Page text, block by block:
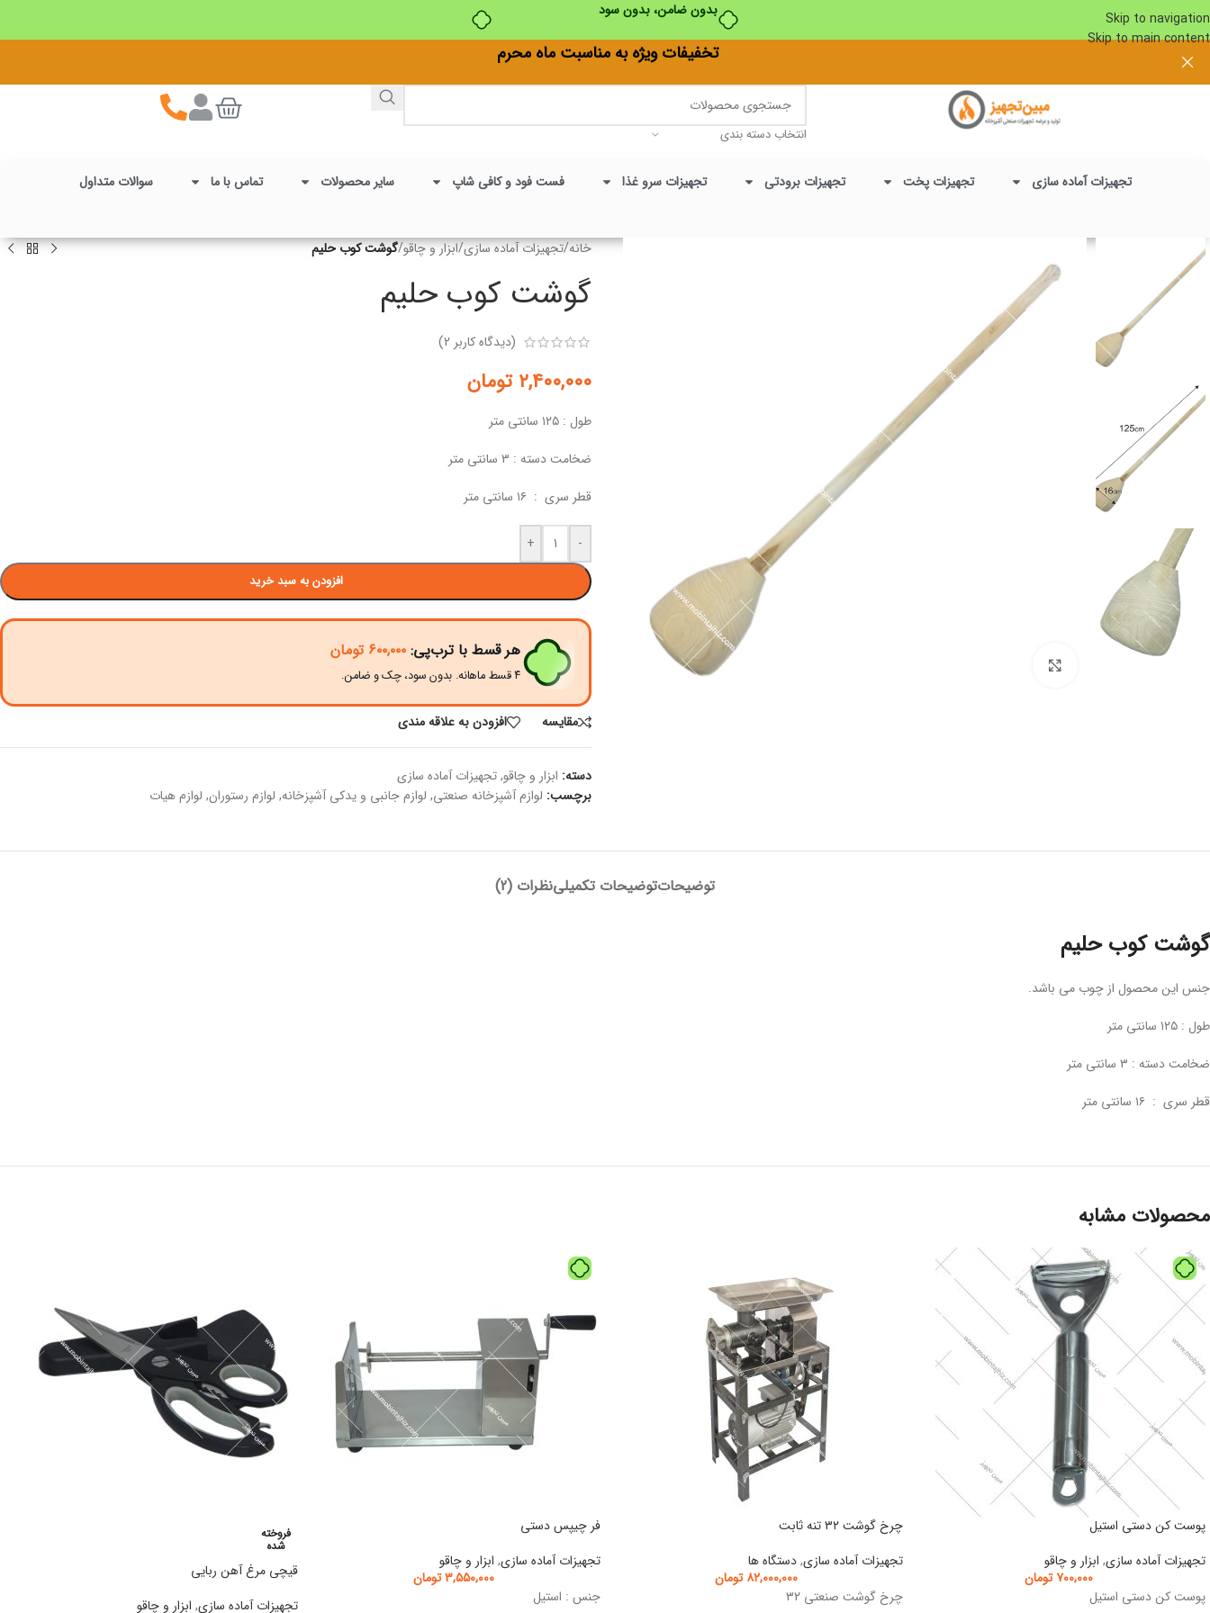
بدون ضامن، بدون سود
Skip to navigation
Skip to main content
تخفیفات ویژه به مناسبت ماه محرم
انتخاب دسته بندی
تجهیزات آماده سازی تجهیزات پخت تجهیزات برودتی تجهیزات سرو غذا فست فود و کافی شاپ سایر محصولات تماس با ما سوالات متداول
خانه/تجهیزات آماده سازی/ابزار و چاقو/گوشت کوب حلیم
گوشت کوب حلیم
(دیدگاه کاربر 2
)
۲,۴۰۰,۰۰۰ تومان
طول : ۱۲۵ سانتی متر
ضخامت دسته : ۳ سانتی متر
قطر سری : ۱۶ سانتی متر
-
+
افزودن به سبد خرید
هر قسط با ترب‌پی: ۶۰۰,۰۰۰ تومان
۴ قسط ماهانه. بدون سود، چک و ضامن.
مقايسه افزودن به علاقه مندی
دسته: ابزار و چاقو,تجهیزات آماده سازی
برچسب: لوازم آشپزخانه صنعتی, لوازم جانبی و یدکی آشپزخانه, لوازم رستوران, لوازم هیات
توضیحاتتوضیحات تکمیلینظرات (2)
گوشت کوب حلیم
جنس این محصول از چوب می باشد.
طول : ۱۲۵ سانتی متر
ضخامت دسته : ۳ سانتی متر
قطر سری : ۱۶ سانتی متر
محصولات مشابه
پوست کن دستی استیل
تجهیزات آماده سازی, ابزار و چاقو
۷۰۰,۰۰۰ تومان
پوست کن دستی استیل
چرخ گوشت ۳۲ تنه ثابت
تجهیزات آماده سازی,دستگاه ها
۸۲,۰۰۰,۰۰۰ تومان
چرخ گوشت صنعتی ۳۲
فر چیپس دستی
تجهیزات آماده سازی, ابزار و چاقو
۳,۵۵۰,۰۰۰تومان
جنس : استیل
فروخته
شده
قیچی مرغ آهن ربایی
تجهیزات آماده سازی, ابزار و چاقو